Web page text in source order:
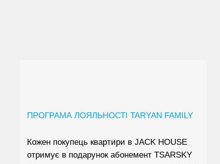
ПРОГРАМА ЛОЯЛЬНОСТІ TARYAN FAMILY
Кожен покупець квартири в JACK HOUSE
отримує в подарунок абонемент TSARSKY